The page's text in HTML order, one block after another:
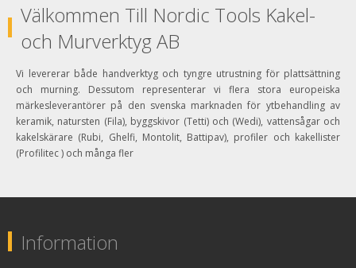
Välkommen Till Nordic Tools Kakel-
och Murverktyg AB
Vi levererar både handverktyg och tyngre utrustning för plattsättning
och murning. Dessutom representerar vi flera stora europeiska
märkesleverantörer på den svenska marknaden för ytbehandling av
keramik, natursten (Fila), byggskivor (Tetti) och (Wedi), vattensågar och
kakelskärare (Rubi, Ghelfi, Montolit, Battipav), profiler och kakellister
(Profilitec ) och många fler
Information